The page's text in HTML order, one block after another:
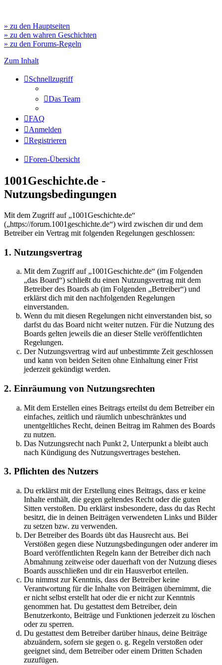
» zu den Hauptseiten
» zu den wahren Geschichten
» zu den Forums-Regeln
Zum Inhalt
Schnellzugriff
Das Team
FAQ
Anmelden
Registrieren
Foren-Übersicht
1001Geschichte.de -
Nutzungsbedingungen
Mit dem Zugriff auf „1001Geschichte.de“
(„https://forum.1001geschichte.de“) wird zwischen dir und dem
Betreiber ein Vertrag mit folgenden Regelungen geschlossen:
1. Nutzungsvertrag
Mit dem Zugriff auf „1001Geschichte.de“ (im Folgenden
„das Board“) schließt du einen Nutzungsvertrag mit dem
Betreiber des Boards ab (im Folgenden „Betreiber“) und
erklärst dich mit den nachfolgenden Regelungen
einverstanden.
Wenn du mit diesen Regelungen nicht einverstanden bist, so
darfst du das Board nicht weiter nutzen. Für die Nutzung des
Boards gelten jeweils die an dieser Stelle veröffentlichten
Regelungen.
Der Nutzungsvertrag wird auf unbestimmte Zeit geschlossen
und kann von beiden Seiten ohne Einhaltung einer Frist
jederzeit gekündigt werden.
2. Einräumung von Nutzungsrechten
Mit dem Erstellen eines Beitrags erteilst du dem Betreiber ein
einfaches, zeitlich und räumlich unbeschränktes und
unentgeltliches Recht, deinen Beitrag im Rahmen des Boards
zu nutzen.
Das Nutzungsrecht nach Punkt 2, Unterpunkt a bleibt auch
nach Kündigung des Nutzungsvertrages bestehen.
3. Pflichten des Nutzers
Du erklärst mit der Erstellung eines Beitrags, dass er keine
Inhalte enthält, die gegen geltendes Recht oder die guten
Sitten verstoßen. Du erklärst insbesondere, dass du das Recht
besitzt, die in deinen Beiträgen verwendeten Links und Bilder
zu setzen bzw. zu verwenden.
Der Betreiber des Boards übt das Hausrecht aus. Bei
Verstößen gegen diese Nutzungsbedingungen oder anderer im
Board veröffentlichten Regeln kann der Betreiber dich nach
Abmahnung zeitweise oder dauerhaft von der Nutzung dieses
Boards ausschließen und dir ein Hausverbot erteilen.
Du nimmst zur Kenntnis, dass der Betreiber keine
Verantwortung für die Inhalte von Beiträgen übernimmt, die
er nicht selbst erstellt hat oder die er nicht zur Kenntnis
genommen hat. Du gestattest dem Betreiber, dein
Benutzerkonto, Beiträge und Funktionen jederzeit zu löschen
oder zu sperren.
Du gestattest dem Betreiber darüber hinaus, deine Beiträge
abzuändern, sofern sie gegen o. g. Regeln verstoßen oder
geeignet sind, dem Betreiber oder einem Dritten Schaden
zuzufügen.